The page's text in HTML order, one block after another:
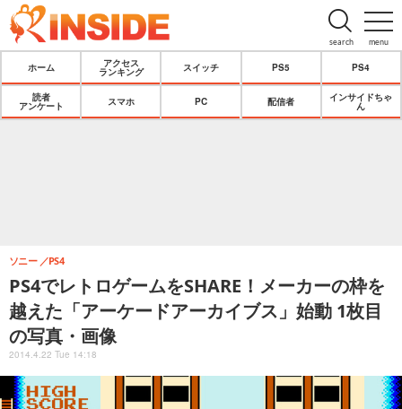
menu
search
ホーム
アクセス
ランキング
スイッチ PS5 PS4
読者
アンケート
スマホ PC 配信者
インサイドちゃ
ん
PS4でレトロゲームをSHARE！メーカーの枠を
越えた「アーケードアーカイブス」始動 1枚目
の写真・画像
ソニー PS4
2014.4.22 Tue 14:18